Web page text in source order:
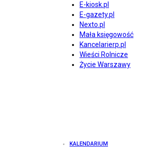
E-kiosk.pl
E-gazety.pl
Nexto.pl
Mała księgowość
Kancelarierp.pl
Wieści Rolnicze
Życie Warszawy
KALENDARIUM